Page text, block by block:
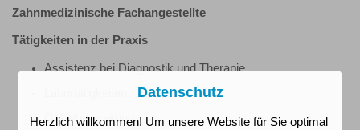
Zahnmedizinische Fachangestellte
Tätigkeiten in der Praxis
Assistenz bei Diagnostik und Therapie
QM-Vorbereitung
Datenschutz
Herzlich willkommen! Um unsere Website für Sie optimal